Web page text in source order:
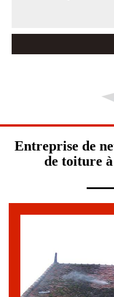
Entreprise de
de toiture